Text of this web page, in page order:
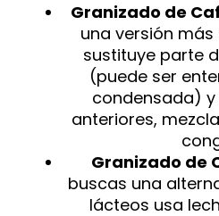
Granizado de
una versión
sustituye parte
(puede ser
condensada)
anteriores,
Granizado de
buscas una
lácteos usa